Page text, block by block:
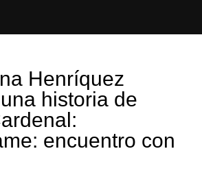
Henríquez
historia de
encuentro con